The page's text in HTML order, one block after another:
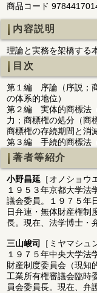
商品コード
内容説明
理論と実務を架橋する
目次
第１編 序論（序説；
の体系的地位）
第２編 実体的商標法
力；商標権の処分（商
商標権の存続期間と消
第３編 手続的商標法
著者等紹介
小野昌延 ［オノショウ
１９５３年京都大学法
議会委員。１９７５年
日弁連・無体財産権制
長。現在、法学博士・
三山峻司
［ミヤマシュ
１９７５年中央大学法
財産制度委員会（現知
工業所有権審議会臨時
員会委員長。現在、弁